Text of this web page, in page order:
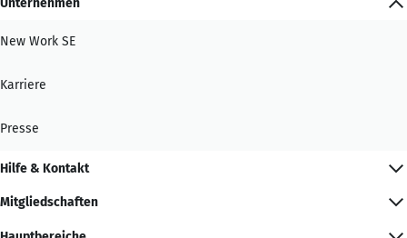
Unternehmen
New Work SE
Karriere
Presse
Hilfe & Kontakt
Mitgliedschaften